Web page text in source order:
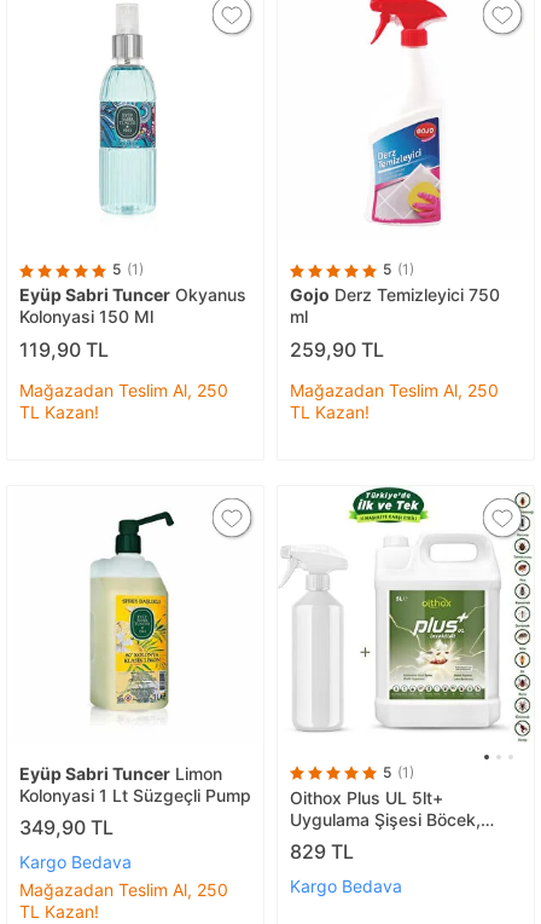
5 (1)
Eyüp Sabri Tuncer Okyanus
Kolonyasi 150 Ml
119,90 TL
Mağazadan Teslim Al, 250
TL Kazan!
5 (1)
Gojo Derz Temizleyici 750
ml
259,90 TL
Mağazadan Teslim Al, 250
TL Kazan!
Eyüp Sabri Tuncer Limon
Kolonyasi 1 Lt Süzgeçli Pump
349,90 TL
Kargo Bedava
Mağazadan Teslim Al, 250
TL Kazan!
5 (1)
Oithox Plus UL 5lt+
Uygulama Şişesi Böcek,
Haşere, Pire, Bit, Kene, Uyuz,
Hamam Böceği, Akrep,
Karınca, Örümcek Ilacı
829 TL
Kargo Bedava